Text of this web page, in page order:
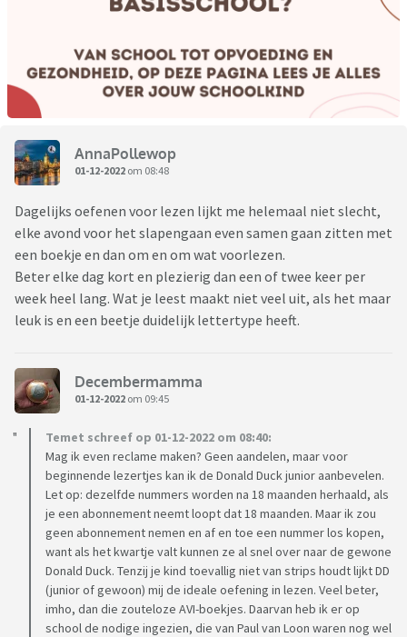
AnnaPollewop
01-12-2022 om 08:48
Dagelijks oefenen voor lezen lijkt me helemaal niet slecht,
elke avond voor het slapengaan even samen gaan zitten met
een boekje en dan om en om wat voorlezen.
Beter elke dag kort en plezierig dan een of twee keer per
week heel lang. Wat je leest maakt niet veel uit, als het maar
leuk is en een beetje duidelijk lettertype heeft.
Decembermamma
01-12-2022 om 09:45
Temet schreef op 01-12-2022 om 08:40:
Mag ik even reclame maken? Geen aandelen, maar voor
beginnende lezertjes kan ik de Donald Duck junior aanbevelen.
Let op: dezelfde nummers worden na 18 maanden herhaald, als
je een abonnement neemt loopt dat 18 maanden. Maar ik zou
geen abonnement nemen en af en toe een nummer los kopen,
want als het kwartje valt kunnen ze al snel over naar de gewone
Donald Duck. Tenzij je kind toevallig niet van strips houdt lijkt DD
(junior of gewoon) mij de ideale oefening in lezen. Veel beter,
imho, dan die zouteloze AVI-boekjes. Daarvan heb ik er op
school de nodige ingezien, die van Paul van Loon waren nog wel